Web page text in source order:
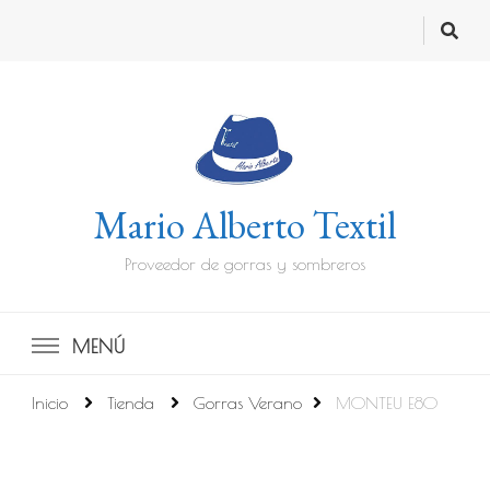
Mario Alberto Textil
Proveedor de gorras y sombreros
MENÚ
Inicio Tienda Gorras Verano MONTEU E80